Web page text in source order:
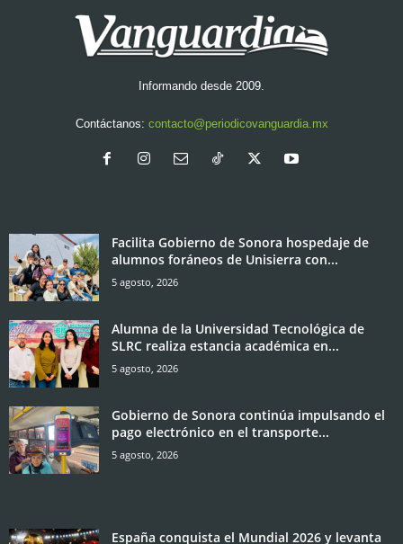
Informando desde 2009.
Contáctanos: contacto@periodicovanguardia.mx
Facilita Gobierno de Sonora hospedaje de
alumnos foráneos de Unisierra con...
5 agosto, 2026
Alumna de la Universidad Tecnológica de
SLRC realiza estancia académica en...
5 agosto, 2026
Gobierno de Sonora continúa impulsando el
pago electrónico en el transporte...
5 agosto, 2026
España conquista el Mundial 2026 y levanta